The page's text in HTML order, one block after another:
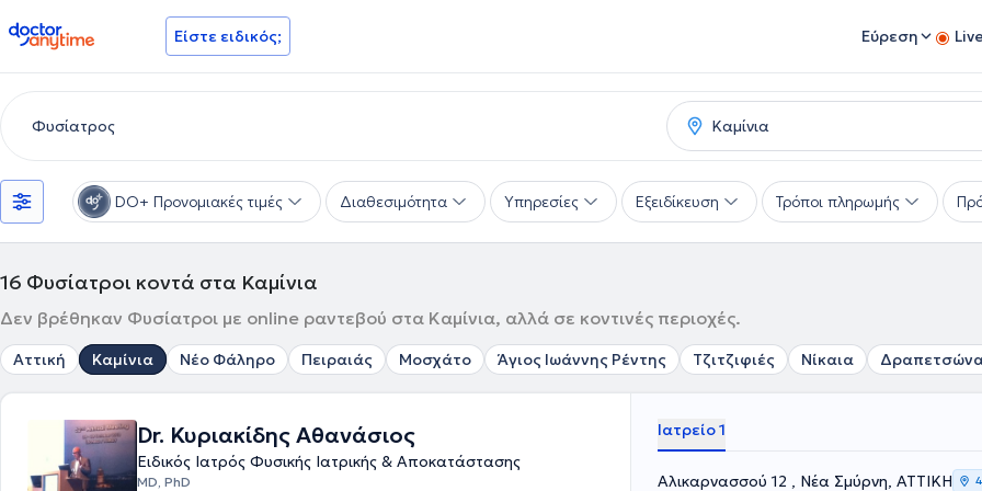
doctoranytime Είστε ειδικός; Εύρεση
DO+ Προνομιακές τιμές Διαθεσιμότητα Υπηρεσίες Εξειδίκευση Τρόποι πληρωμής
16 Φυσίατροι κοντά στα Καμίνια
Δεν βρέθηκαν Φυσίατροι με online ραντεβού στα Καμίνια, αλλά σε κοντινές περιοχές.
Αττική Καμίνια Νέο Φάληρο Πειραιάς Μοσχάτο Άγιος Ιωάννης Ρέντης Τζιτζιφιές Νίκαια
Dr. Κυριακίδης Αθανάσιος
Ειδικός Ιατρός Φυσικής Ιατρικής & Αποκατάστασης
MD, PhD
Ιατρείο 1
Αλικαρνασσού 12 , Νέα Σμύρνη, ΑΤΤΙΚΗ